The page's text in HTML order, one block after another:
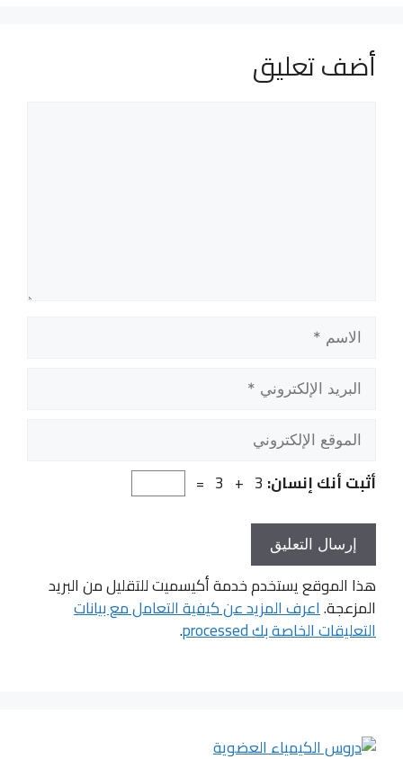
أضف تعليق
الاسم
البريد
الإلكتروني
الموقع
الإلكتروني
أثبت أنك إنسان: 3 + 3 =
هذا الموقع يستخدم خدمة أكيسميت للتقليل من البريد
المزعجة.اعرف المزيد عن كيفية التعامل مع بيانات
التعليقات الخاصة بك processed .